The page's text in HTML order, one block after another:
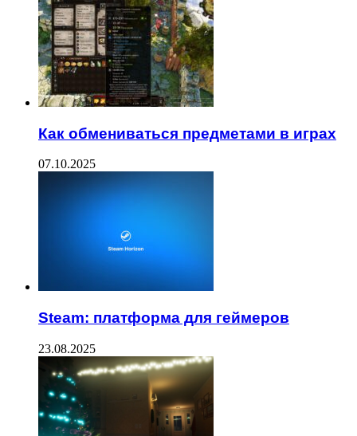
Как обмениваться предметами в играх
07.10.2025
Steam: платформа для геймеров
23.08.2025